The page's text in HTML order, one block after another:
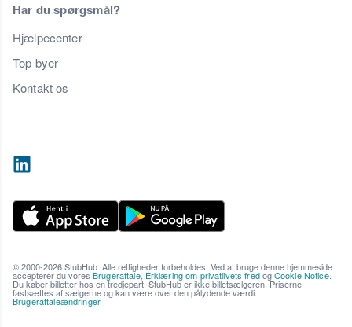
Har du spørgsmål?
Hjælpecenter
Top byer
Kontakt os
© 2000-2026 StubHub. Alle rettigheder forbeholdes. Ved at bruge denne hjemmeside
accepterer du vores Brugeraftale, Erklæring om privatlivets fredogCookie Notice.
Du køber billetter hos en tredjepart. StubHub er ikke billetsælgeren. Priserne
fastsættes af sælgerne og kan være over den pålydende værdi.
Brugeraftaleændringer